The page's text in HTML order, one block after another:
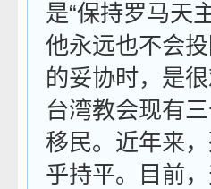
是“保持罗马天
他永远也不会
的妥协时，是很
台湾教会现有
移民。近年来
乎持平。目前